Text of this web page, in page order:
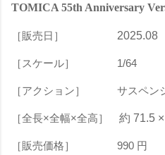
TOMICA 55th Anniversary
［販売日］ 2025.08
［スケール］ 1/64
［アクション］ サスペン
［全長×全幅×全高］ 約 71.5
［販売価格］ 990 円